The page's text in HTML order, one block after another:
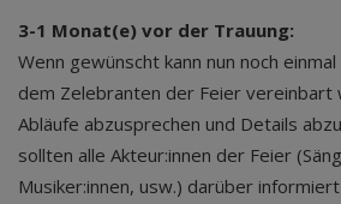
3-1 Monat(e) vor der Trauung:
Wenn gewünscht kann nun noch
dem Zelebranten der Feier vereinbart
Abläufe abzusprechen und Details
sollten alle Akteur:innen der Feier
Musiker:innen, usw.) darüber